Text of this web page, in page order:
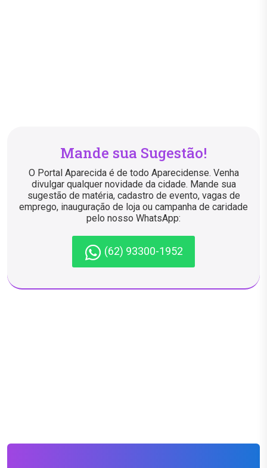
Mande sua Sugestão!
O Portal Aparecida é de todo Aparecidense. Venha
divulgar qualquer novidade da cidade. Mande sua
sugestão de matéria, cadastro de evento, vagas de
emprego, inauguração de loja ou campanha de caridade
pelo nosso WhatsApp:
(62) 93300-1952